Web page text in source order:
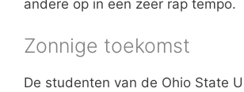
andere op in een zeer rap tempo.
Zonnige toekomst
De studenten van de Ohio State